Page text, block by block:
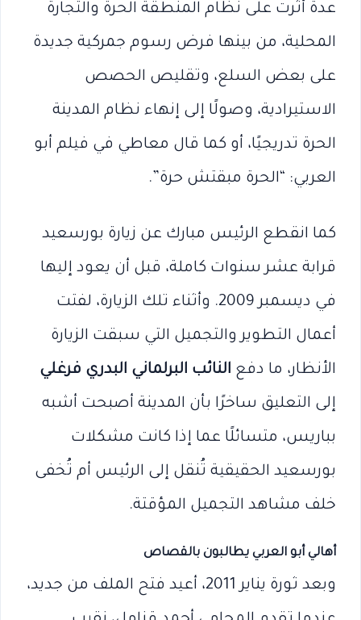
عدة أثرت على نظام المنطقة الحرة والتجارة
المحلية، من بينها فرض رسوم جمركية جديدة
على بعض السلع، وتقليص الحصص
الاستيرادية، وصولًا إلى إنهاء نظام المدينة
الحرة تدريجيًا، أو كما قال معاطي في فيلم أبو
العربي: “الحرة مبقتش حرة”.
كما انقطع الرئيس مبارك عن زيارة بورسعيد
قرابة عشر سنوات كاملة، قبل أن يعود إليها
في ديسمبر 2009. وأثناء تلك الزيارة، لفتت
أعمال التطوير والتجميل التي سبقت الزيارة
الأنظار، ما دفع النائب البرلماني البدري فرغلي
إلى التعليق ساخرًا بأن المدينة أصبحت أشبه
بباريس، متسائلًا عما إذا كانت مشكلات
بورسعيد الحقيقية تُنقل إلى الرئيس أم تُخفى
خلف مشاهد التجميل المؤقتة.
أهالي أبو العربي يطالبون بالقصاص
وبعد ثورة يناير 2011، أعيد فتح الملف من جديد،